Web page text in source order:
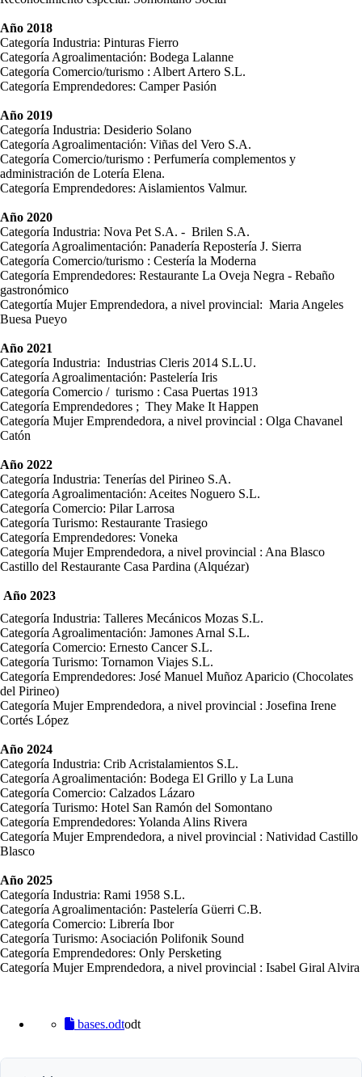
Año 2018
Categoría Industria: Pinturas Fierro
Categoría Agroalimentación: Bodega Lalanne
Categoría Comercio/turismo : Albert Artero S.L.
Categoría Emprendedores: Camper Pasión
Año 2019
Categoría Industria: Desiderio Solano
Categoría Agroalimentación: Viñas del Vero S.A.
Categoría Comercio/turismo : Perfumería complementos y
administración de Lotería Elena.
Categoría Emprendedores: Aislamientos Valmur.
Año 2020
Categoría Industria: Nova Pet S.A. - Brilen S.A.
Categoría Agroalimentación: Panadería Repostería J. Sierra
Categoría Comercio/turismo : Cestería la Moderna
Categoría Emprendedores: Restaurante La Oveja Negra - Rebaño
gastronómico
Categortía Mujer Emprendedora, a nivel provincial: Maria Angeles
Buesa Pueyo
Año 2021
Categoría Industria: Industrias Cleris 2014 S.L.U.
Categoría Agroalimentación: Pastelería Iris
Categoría Comercio / turismo : Casa Puertas 1913
Categoría Emprendedores ; They Make It Happen
Categoría Mujer Emprendedora, a nivel provincial : Olga Chavanel
Catón
Año 2022
Categoría Industria: Tenerías del Pirineo S.A.
Categoría Agroalimentación: Aceites Noguero S.L.
Categoría Comercio: Pilar Larrosa
Categoría Turismo: Restaurante Trasiego
Categoría Emprendedores: Voneka
Categoría Mujer Emprendedora, a nivel provincial : Ana Blasco
Castillo del Restaurante Casa Pardina (Alquézar)
Año 2023
Categoría Industria: Talleres Mecánicos Mozas S.L.
Categoría Agroalimentación: Jamones Arnal S.L.
Categoría Comercio: Ernesto Cancer S.L.
Categoría Turismo: Tornamon Viajes S.L.
Categoría Emprendedores: José Manuel Muñoz Aparicio (Chocolates
del Pirineo)
Categoría Mujer Emprendedora, a nivel provincial : Josefina Irene
Cortés López
Año 2024
Categoría Industria: Crib Acristalamientos S.L.
Categoría Agroalimentación: Bodega El Grillo y La Luna
Categoría Comercio: Calzados Lázaro
Categoría Turismo: Hotel San Ramón del Somontano
Categoría Emprendedores: Yolanda Alins Rivera
Categoría Mujer Emprendedora, a nivel provincial : Natividad Castillo
Blasco
Año 2025
Categoría Industria: Rami 1958 S.L.
Categoría Agroalimentación: Pastelería Güerri C.B.
Categoría Comercio: Librería Ibor
Categoría Turismo: Asociación Polifonik Sound
Categoría Emprendedores: Only Persketing
Categoría Mujer Emprendedora, a nivel provincial : Isabel Giral Alvira
bases.odtodt